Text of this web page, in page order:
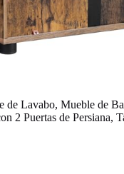
Lavabo, Mueble de
2 Puertas de Persiana,